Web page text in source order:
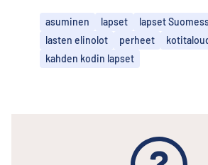
asuminen lapset lapset
lasten elinolot
perheet
kahden kodin lapset